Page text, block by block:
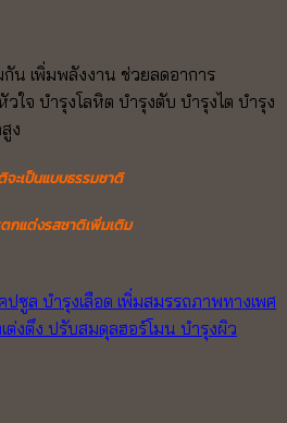
฿.
น เพิ่มพลังงาน ช่วยลดอาการ
ใจ บำรุงโลหิต บำรุงตับ บำรุงไต บำรุง
ง
จะเป็นแบบธรรมชาติ
กแต่งรสชาติเพิ่มเติม